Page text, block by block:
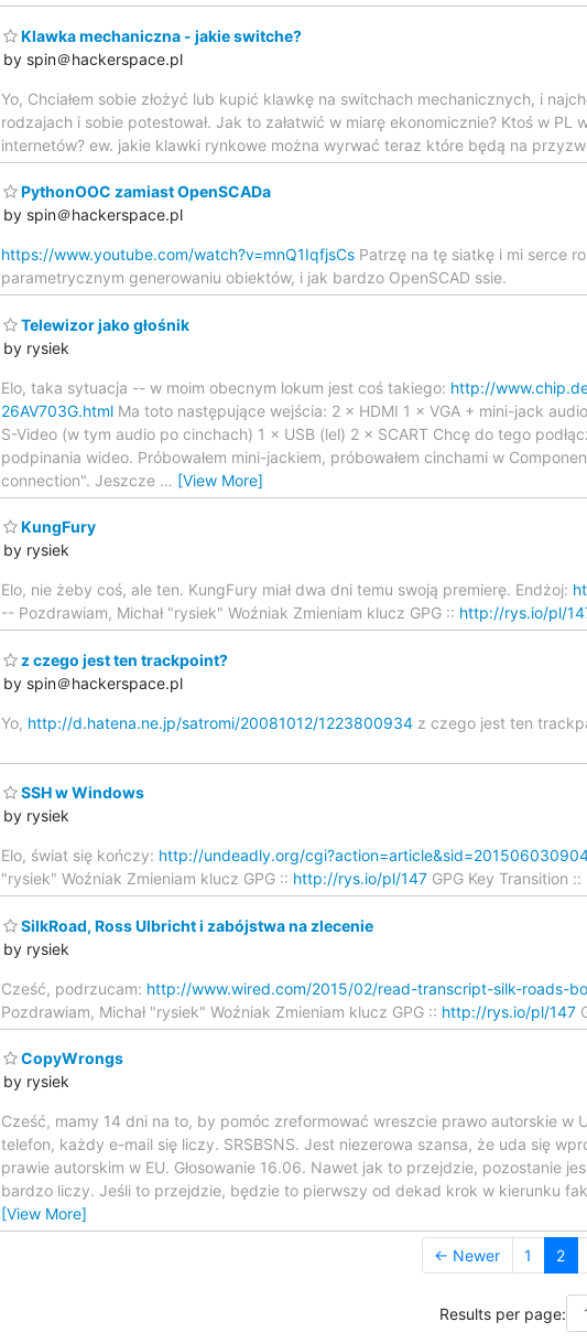
Klawka mechaniczna - jakie switche?
by spin＠hackerspace.pl
Yo, Chciałem sobie złożyć lub kupić klawkę na switchach mechanicznych, i
rodzajach i sobie potestował. Jak to załatwić w miarę ekonomicznie? Ktoś w
internetów? ew. jakie klawki rynkowe można wyrwać teraz które będą na
PythonOOC zamiast OpenSCADa
by spin＠hackerspace.pl
https://www.youtube.com/watch?v=mnQ1IqfjsCs Patrzę na tę siatkę i mi serce
parametrycznym generowaniu obiektów, i jak bardzo OpenSCAD ssie.
Telewizor jako głośnik
by rysiek
Elo, taka sytuacja -- w moim obecnym lokum jest coś takiego: http://
26AV703G.html Ma toto następujące wejścia: 2 × HDMI 1 × VGA + mini-jack
S-Video (w tym audio po cinchach) 1 × USB (lel) 2 × SCART Chcę do tego
podpinania wideo. Próbowałem mini-jackiem, próbowałem cinchami w
connection". Jeszcze … [View More]
KungFury
by rysiek
Elo, nie żeby coś, ale ten. KungFury miał dwa dni temu swoją premierę. Endżoj:
-- Pozdrawiam, Michał "rysiek" Woźniak Zmieniam klucz GPG :: http://rys.io/pl/
z czego jest ten trackpoint?
by spin＠hackerspace.pl
Yo, http://d.hatena.ne.jp/satromi/20081012/1223800934 z czego jest ten
SSH w Windows
by rysiek
Elo, świat się kończy: http://undeadly.org/
"rysiek" Woźniak Zmieniam klucz GPG :: http://rys.io/pl/147 GPG Key Transition ::
SilkRoad, Ross Ulbricht i zabójstwa na zlecenie
by rysiek
Cześć, podrzucam: http://www.wired.com/2015/02/read-transcript-silk-roads-
Pozdrawiam, Michał "rysiek" Woźniak Zmieniam klucz GPG :: http://rys.io/pl/147
CopyWrongs
by rysiek
Cześć, mamy 14 dni na to, by pomóc zreformować wreszcie prawo autorskie w
telefon, każdy e-mail się liczy. SRSBSNS. Jest niezerowa szansa, że uda się
prawie autorskim w EU. Głosowanie 16.06. Nawet jak to przejdzie, pozostanie
bardzo liczy. Jeśli to przejdzie, będzie to pierwszy od dekad krok w kierunku
[View More]
← Newer 1 2
Results per page: